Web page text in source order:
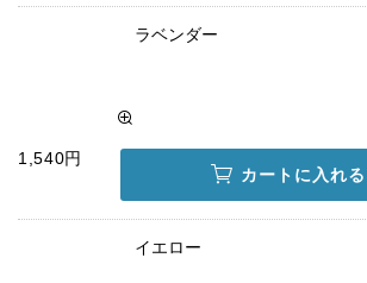
ラベンダー
1,540円
カートに入れる
イエロー